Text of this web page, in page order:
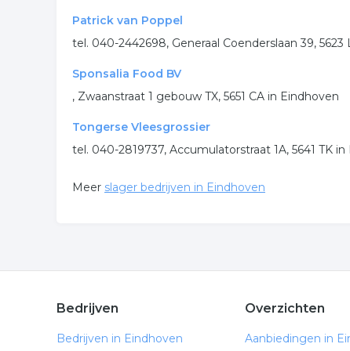
Patrick van Poppel
tel. 040-2442698, Generaal Coenderslaan 39, 5623
Sponsalia Food BV
, Zwaanstraat 1 gebouw TX, 5651 CA in Eindhoven
Tongerse Vleesgrossier
tel. 040-2819737, Accumulatorstraat 1A, 5641 TK
Meer slager bedrijven in Eindhoven
Bedrijven
Bedrijven in Eindhoven
Overzichten
Aanbiedingen in